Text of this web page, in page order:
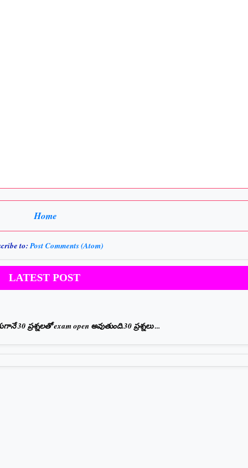
Home
to:Post Comments (Atom)
LATEST POST
ప్రశ్నలతో exam open అవుతుంది.30 ప్రశ్నలు ...